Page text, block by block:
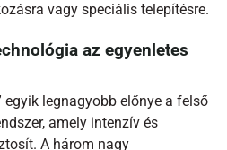
vagy speciális telepítésre.
az egyenletes
egyik legnagyobb előnye a felső
amely intenzív és
A három nagy